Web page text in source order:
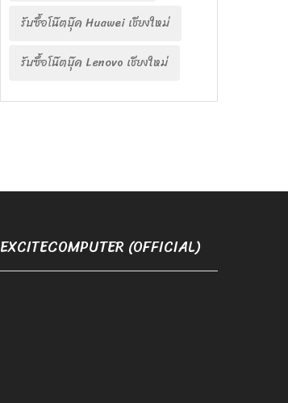
รับซื้อโน๊ตบุ๊ค Huawei เชียงใหม่
รับซื้อโน๊ตบุ๊ค Lenovo เชียงใหม่
EXCITECOMPUTER (OFFICIAL)